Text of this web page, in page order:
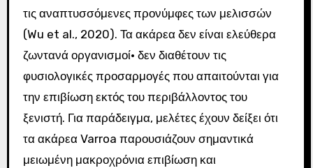
τις αναπτυσσόμενες προνύμφες των μελισσών
(Wu et al., 2020). Τα ακάρεα δεν είναι ελεύθερα
ζωντανά οργανισμοί· δεν διαθέτουν τις
φυσιολογικές προσαρμογές που απαιτούνται για
την επιβίωση εκτός του περιβάλλοντος του
ξενιστή. Για παράδειγμα, μελέτες έχουν δείξει ότι
τα ακάρεα Varroa παρουσιάζουν σημαντικά
μειωμένη μακροχρόνια επιβίωση και